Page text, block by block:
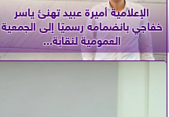
الإعلامية أميرة عبيد تهنئ ياسر
خفاجي بانضمامه رسميًا إلى الجمعية
العمومية لنقابة...